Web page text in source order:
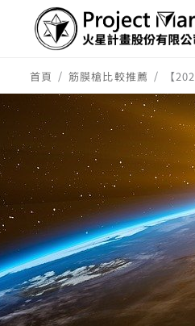
首頁 / 筋膜槍比較推薦 / 【